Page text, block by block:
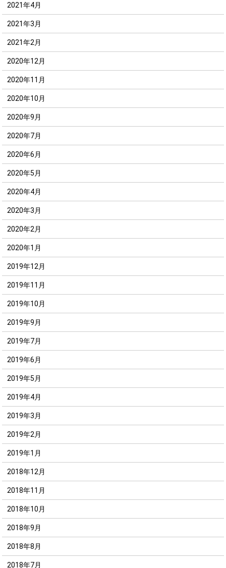
2021年4月
2021年3月
2021年2月
2020年12月
2020年11月
2020年10月
2020年9月
2020年7月
2020年6月
2020年5月
2020年4月
2020年3月
2020年2月
2020年1月
2019年12月
2019年11月
2019年10月
2019年9月
2019年7月
2019年6月
2019年5月
2019年4月
2019年3月
2019年2月
2019年1月
2018年12月
2018年11月
2018年10月
2018年9月
2018年8月
2018年7月